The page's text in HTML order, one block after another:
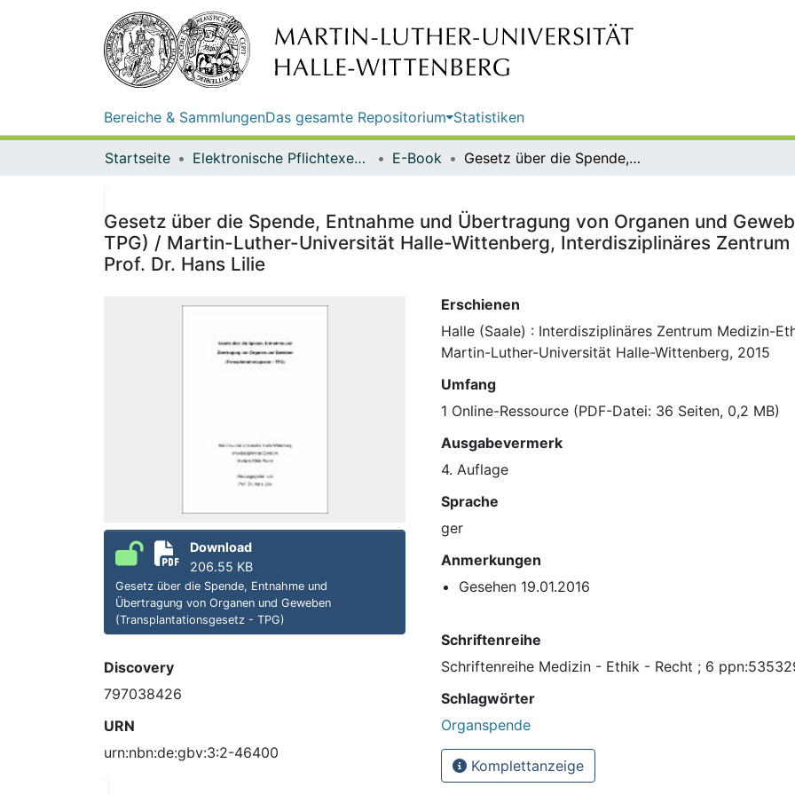
Bereiche & SammlungenDas gesamte Repositorium Statistiken
Startseite Elektronische Pflichtexemplare E-Book Gesetz über die Spende, Entnahme und Übertragung von Organen und Geweben (Transplantationsgesetz - TPG) / Martin-Luther-Universität Halle-Wittenberg, Interdisziplinäres Zentrum Medizin-Ethik-Recht; hrsg. von Prof. Dr. Hans Lilie
Gesetz über die Spende, Entnahme und Übertragung von Organen und
TPG) / Martin-Luther-Universität Halle-Wittenberg, Interdisziplinäres
Prof. Dr. Hans Lilie
Download
206.55 KB
Gesetz über die Spende, Entnahme und
Übertragung von Organen und Geweben
(Transplantationsgesetz - TPG)
Discovery
797038426
URN
urn:nbn:de:gbv:3:2-46400
Erschienen
Halle (Saale) : Interdisziplinäres Zentrum Medizin-
Martin-Luther-Universität Halle-Wittenberg, 2015
Umfang
1 Online-Ressource (PDF-Datei: 36 Seiten, 0,2 MB)
Ausgabevermerk
4. Auflage
Sprache
ger
Anmerkungen
Gesehen 19.01.2016
Schriftenreihe
Schriftenreihe Medizin - Ethik - Recht ; 6
Schlagwörter
Organspende
Komplettanzeige